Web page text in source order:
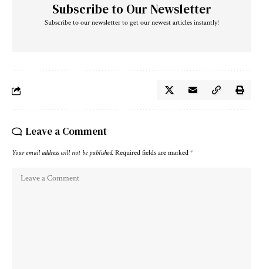
Subscribe to Our Newsletter
Subscribe to our newsletter to get our newest articles instantly!
Leave a Comment
Your email address will not be published. Required fields are marked *